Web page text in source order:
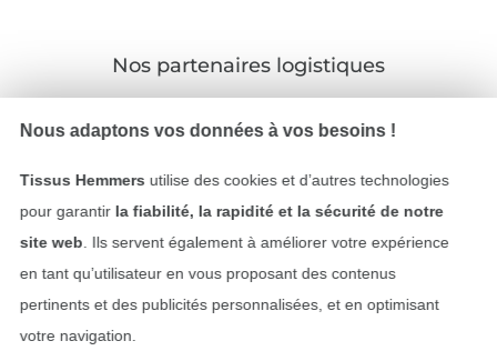
Nos partenaires logistiques
Mentions légales
CGV
Passer à la boutique allemande
Nous adaptons vos données à vos besoins !
Tissus Hemmers utilise des cookies et d’autres technologies
pour garantir la fiabilité, la rapidité et la sécurité de notre
site web . Ils servent également à améliorer votre expérience
en tant qu’utilisateur en vous proposant des contenus
pertinents et des publicités personnalisées, et en optimisant
votre navigation.